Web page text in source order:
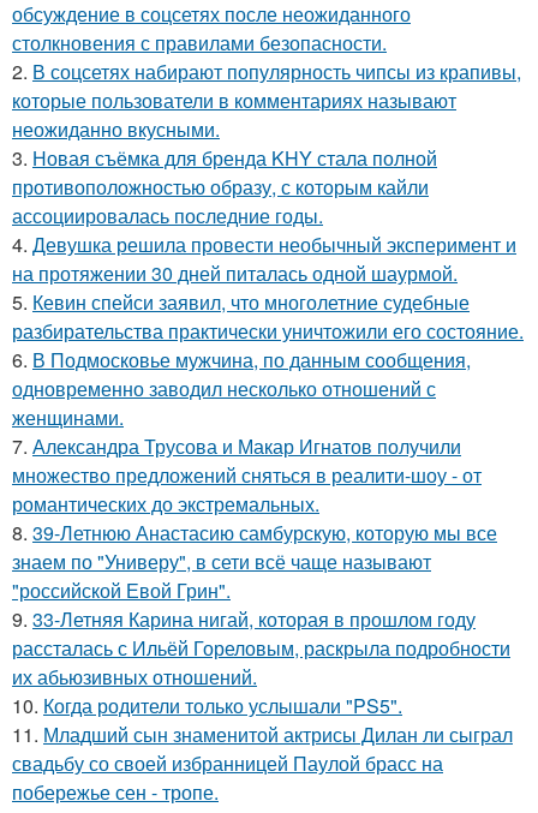
обсуждение в соцсетях после неожиданного
столкновения с правилами безопасности.
2. В соцсетях набирают популярность чипсы из крапивы,
которые пользователи в комментариях называют
неожиданно вкусными.
3. Новая съёмка для бренда KHY стала полной
противоположностью образу, с которым кайли
ассоциировалась последние годы.
4. Девушка решила провести необычный эксперимент и
на протяжении 30 дней питалась одной шаурмой.
5. Кевин спейси заявил, что многолетние судебные
разбирательства практически уничтожили его состояние.
6. В Подмосковье мужчина, по данным сообщения,
одновременно заводил несколько отношений с
женщинами.
7. Александра Трусова и Макар Игнатов получили
множество предложений сняться в реалити-шоу - от
романтических до экстремальных.
8. 39-Летнюю Анастасию самбурскую, которую мы все
знаем по "Универу", в сети всё чаще называют
"российской Евой Грин".
9. 33-Летняя Карина нигай, которая в прошлом году
рассталась с Ильёй Гореловым, раскрыла подробности
их абьюзивных отношений.
10. Когда родители только услышали "PS5".
11. Младший сын знаменитой актрисы Дилан ли сыграл
свадьбу со своей избранницей Паулой брасс на
побережье сен - тропе.